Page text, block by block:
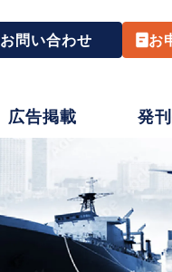
お問い合わせ お
広告掲載 発